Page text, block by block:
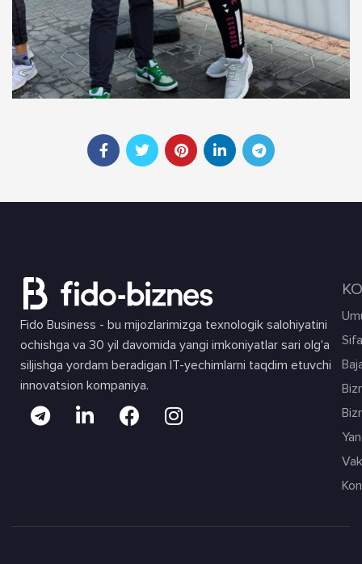
Fido Business - bu mijozlarimizga texnologik salohiyatini
ochishga va 30 yil davomida yangi imkoniyatlar sari olg'a
siljishga yordam beradigan IT-yechimlarni taqdim etuvchi
innovatsion kompaniya.